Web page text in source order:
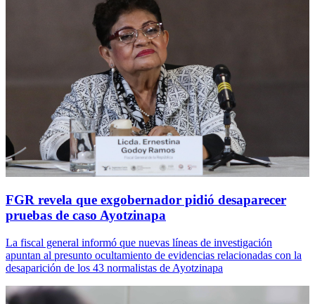
FGR revela que exgobernador pidió desaparecer
pruebas de caso Ayotzinapa
La fiscal general informó que nuevas líneas de investigación
apuntan al presunto ocultamiento de evidencias relacionadas con la
desaparición de los 43 normalistas de Ayotzinapa